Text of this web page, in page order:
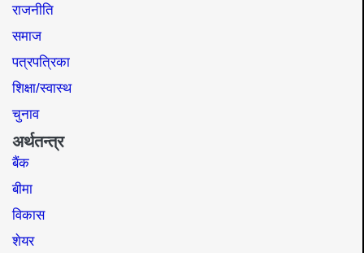
राजनीति
समाज​
पत्रपत्रिका
शिक्षा/स्वास्थ
चुनाव
अर्थतन्त्र
बैंक
बीमा
विकास
शेयर